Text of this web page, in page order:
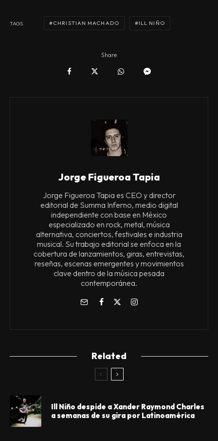
TAGS CHRISTIAN MACHADO ILL NIÑO
Share
Jorge Figueroa Tapia
Jorge Figueroa Tapia es CEO y director
editorial de Summa Inferno, medio digital
independiente con base en México
especializado en rock, metal, música
alternativa, conciertos, festivales e industria
musical. Su trabajo editorial se enfoca en la
cobertura de lanzamientos, giras, entrevistas,
reseñas, escenas emergentes y movimientos
clave dentro de la música pesada
contemporánea.
Related
Ill Niño despide a Xander Raymond Charles
a semanas de su gira por Latinoamérica